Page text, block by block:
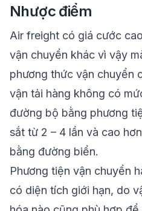
Nhược điểm
Air freight có giá cước
vận chuyển khác vì vậy
phương thức vận chuyển
vận tải hàng không có
đường bộ bằng phương
sắt từ 2 – 4 lần và cao
bằng đường biển.
Phương tiện vận chuyển
có diện tích giới hạn, do